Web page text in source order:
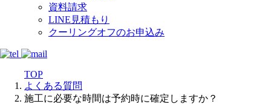
資料請求
LINE見積もり
クーリングオフのお申込み
TOP
よくある質問
施工に必要な時間は予約時に確定しますか？